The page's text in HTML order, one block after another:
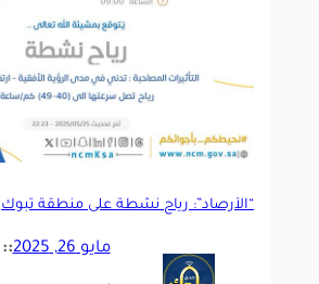
“الأرصاد”: رياح نشطة على منطقة تبوك
مايو 26, 2025 ::